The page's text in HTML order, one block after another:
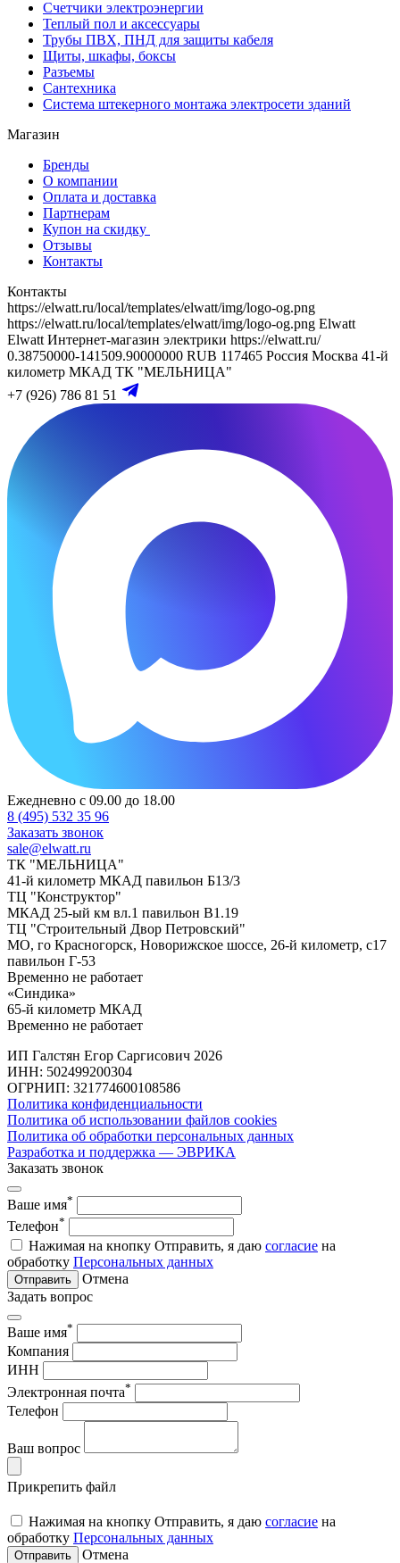
Счетчики электроэнергии
Теплый пол и аксессуары
Трубы ПВХ, ПНД для защиты кабеля
Щиты, шкафы, боксы
Разъемы
Сантехника
Система штекерного монтажа электросети зданий
Магазин
Бренды
О компании
Оплата и доставка
Партнерам
Купон на скидку
Отзывы
Контакты
Контакты
https://elwatt.ru/local/templates/elwatt/img/logo-og.png
https://elwatt.ru/local/templates/elwatt/img/logo-og.png Elwatt
Elwatt Интернет-магазин электрики https://elwatt.ru/
0.38750000-141509.90000000 RUB 117465 Россия Москва 41-й
километр МКАД ТК "МЕЛЬНИЦА"
+7 (926) 786 81 51
Ежедневно с 09.00 до 18.00
8 (495) 532 35 96
Заказать звонок
sale@elwatt.ru
ТК "МЕЛЬНИЦА"
41-й километр МКАД павильон Б13/3
ТЦ "Конструктор"
МКАД 25-ый км вл.1 павильон В1.19
ТЦ "Строительный Двор Петровский"
МО, го Красногорск, Новорижское шоссе, 26-й километр, с17
павильон Г-53
Временно не работает
«Синдика»
65-й километр МКАД
Временно не работает
ИП Галстян Егор Саргисович 2026
ИНН: 502499200304
ОГРНИП: 321774600108586
Политика конфиденциальности
Политика об использовании файлов cookies
Политика об обработки персональных данных
Разработка и поддержка — ЭВРИКА
Заказать звонок
Ваше имя*
Телефон*
Нажимая на кнопку Отправить, я даю согласие на
обработку Персональных данных
Отправить
Отмена
Задать вопрос
Ваше имя*
Компания
ИНН
Электронная почта*
Телефон
Ваш вопрос
Прикрепить файл
Нажимая на кнопку Отправить, я даю согласие на
обработку Персональных данных
Отправить
Отмена